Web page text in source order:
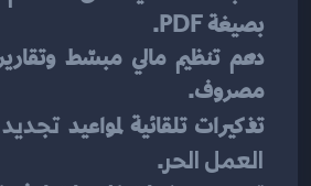
بصيغة PDF.
دعم تنظيم مالي مبسّط
مصروف.
تذكيرات تلقائية لمواعيد
العمل الحر.